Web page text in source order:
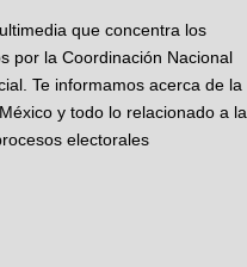
que concentra los
por la Coordinación Nacional
Te informamos acerca de la
y todo lo relacionado a la
electorales